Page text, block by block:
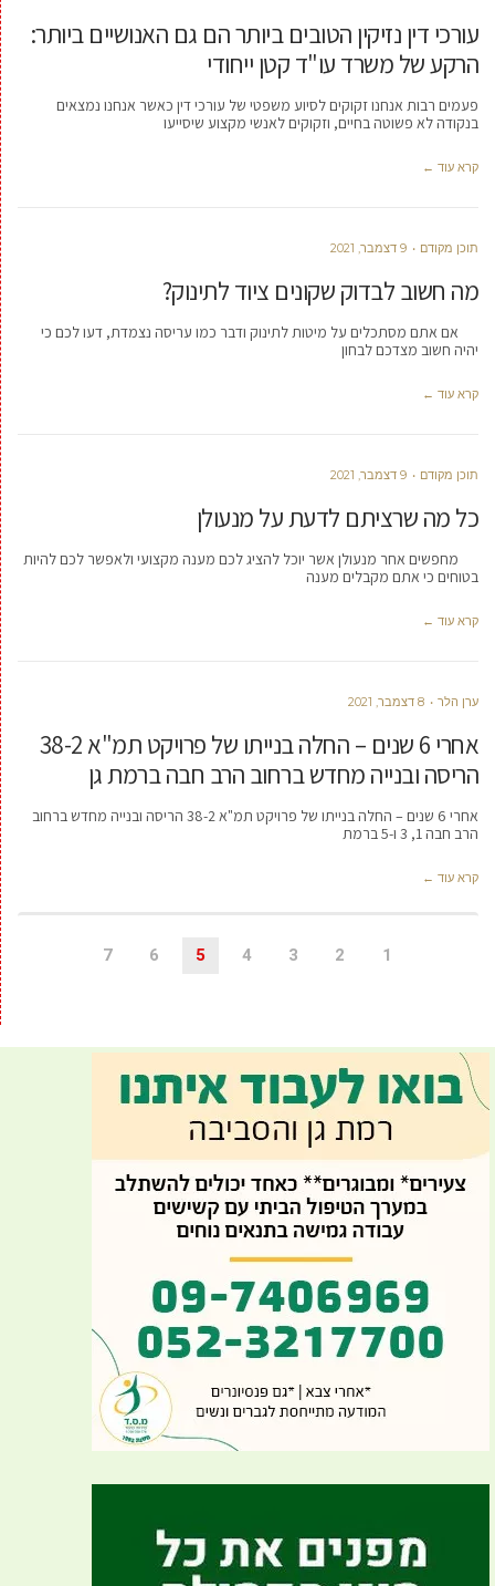
עורכי דין נזיקין הטובים ביותר הם גם האנושיים ביותר:
הרקע של משרד עו"ד קטן ייחודי
פעמים רבות אנחנו זקוקים לסיוע משפטי של עורכי דין כאשר אנחנו נמצאים
בנקודה לא פשוטה בחיים, וזקוקים לאנשי מקצוע שיסייעו
קרא עוד ←
תוכן מקודם 9 דצמבר, 2021
מה חשוב לבדוק שקונים ציוד לתינוק?
אם אתם מסתכלים על מיטות לתינוק ודבר כמו עריסה נצמדת, דעו לכם כי
יהיה חשוב מצדכם לבחון
קרא עוד ←
תוכן מקודם 9 דצמבר, 2021
כל מה שרציתם לדעת על מנעולן
מחפשים אחר מנעולן אשר יוכל להציג לכם מענה מקצועי ולאפשר לכם להיות
בטוחים כי אתם מקבלים מענה
קרא עוד ←
ערן הלר 8 דצמבר, 2021
אחרי 6 שנים – החלה בנייתו של פרויקט תמ"א 38-2
הריסה ובנייה מחדש ברחוב הרב חבה ברמת גן
אחרי 6 שנים – החלה בנייתו של פרויקט תמ"א 38-2 הריסה ובנייה מחדש ברחוב
הרב חבה 1, 3 ו-5 ברמת
קרא עוד ←
1
2
3
4
5
6
7